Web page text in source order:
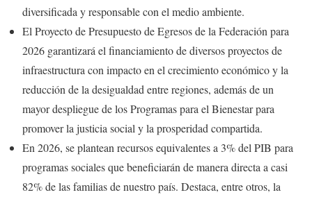
diversificada y responsable con el medio ambiente.
El Proyecto de Presupuesto de Egresos de la Federación para
2026 garantizará el financiamiento de diversos proyectos de
infraestructura con impacto en el crecimiento económico y la
reducción de la desigualdad entre regiones, además de un
mayor despliegue de los Programas para el Bienestar para
promover la justicia social y la prosperidad compartida.
En 2026, se plantean recursos equivalentes a 3% del PIB para
programas sociales que beneficiarán de manera directa a casi
82% de las familias de nuestro país. Destaca, entre otros, la